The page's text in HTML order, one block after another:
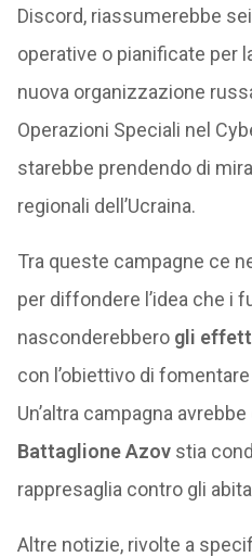
Discord, riassumerebbe
operative o pianificate per
nuova organizzazione
Operazioni Speciali nel
starebbe prendendo di
regionali dell’Ucraina.
Tra queste campagne ce
per diffondere l’idea che i
nasconderebberogli
con l’obiettivo di
Un’altra campagna
Battaglione Azovstia
rappresaglia contro gli
Altre notizie, rivolte a